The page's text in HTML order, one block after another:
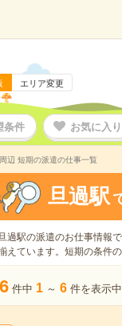
エリア変更
条件 お気に入
辺 短期の派遣の仕事一覧
旦過駅
過駅の派遣のお仕事情報で
えています。短期の条件の
6 件中 1 ～ 6 件を表示中